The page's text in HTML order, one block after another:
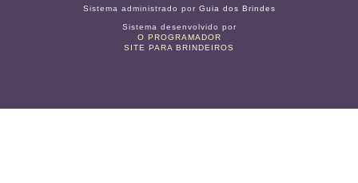
Sistema administrado por Guia dos Brindes
Sistema desenvolvido por
O PROGRAMADOR
SITE PARA BRINDEIROS